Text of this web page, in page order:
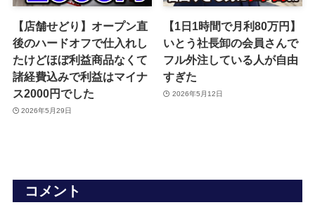
【店舗せどり】オープン直
後のハードオフで仕入れし
たけどほぼ利益商品なくて
諸経費込みで利益はマイナ
ス2000円でした
2026年5月29日
【1日1時間で月利80万円】
いとう社長卸の会員さんで
フル外注している人が自由
すぎた
2026年5月12日
コメント